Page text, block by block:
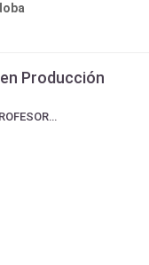
Producción
INSTITUTO SUPERIOR DEL PROFESORADO DE CANALS